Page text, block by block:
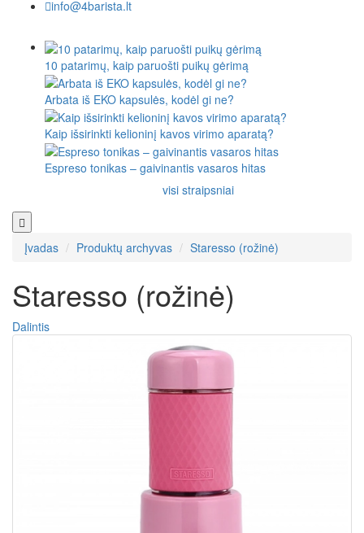
info@4barista.lt
10 patarimų, kaip paruošti puikų gėrimą
Arbata iš EKO kapsulės, kodėl gi ne?
Kaip išsirinkti kelioninį kavos virimo aparatą?
Espreso tonikas – gaivinantis vasaros hitas
visi straipsniai
Įvadas Produktų archyvas Staresso (rožinė)
Staresso (rožinė)
Dalintis